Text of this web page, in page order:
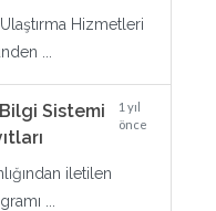
Ulaştırma Hizmetleri
...
Sistemi
1 yıl
önce
iletilen
...